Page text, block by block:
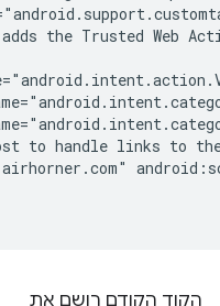
adds the Trusted Web
to handle links to
הקוד הקודם רושם את